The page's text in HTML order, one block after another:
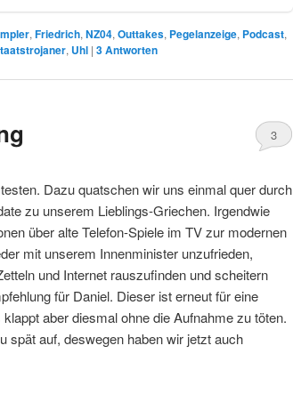
, Friedrich, NZ04, Outtakes, Pegelanzeige, Podcast,
, Uhl | 3Antworten
3
Dazu quatschen wir uns einmal quer durch
zu unserem Lieblings-Griechen. Irgendwie
über alte Telefon-Spiele im TV zur modernen
mit unserem Innenminister unzufrieden,
und Internet rauszufinden und scheitern
für Daniel. Dieser ist erneut für eine
aber diesmal ohne die Aufnahme zu töten.
spät auf, deswegen haben wir jetzt auch